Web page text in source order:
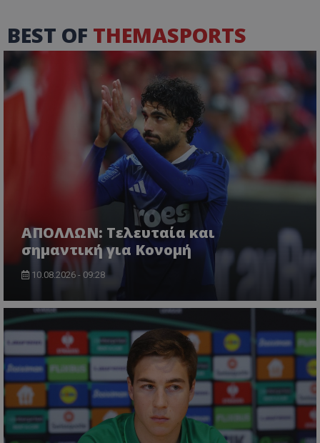
BEST OF THEMASPORTS
ΑΠΟΛΛΩΝ: Τελευταία και
σημαντική για Κονομή
10.08.2026 - 09:28